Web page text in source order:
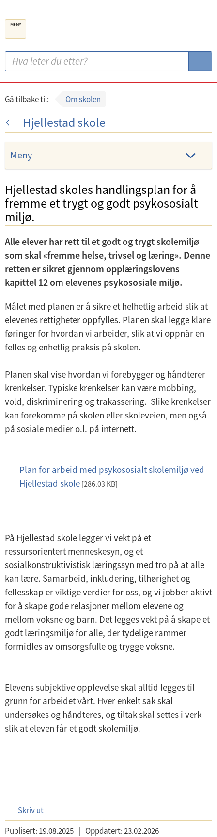
g
e
n
ø
k
:
S
ø
MENY
Gå tilbake til: Om skolen
Hjellestad skole
Meny
U
d
e
r
y
Skolens planer
Hjellestad skoles handlingsplan for å
fremme et trygt og godt psykososialt
miljø.
Alle elever har rett til et godt og trygt skolemiljø
som skal «fremme helse, trivsel og læring». Denne
retten er sikret gjennom opplæringslovens
kapittel 12 om elevenes psykososiale miljø.
Målet med planen er å sikre et helhetlig arbeid slik at
elevenes rettigheter oppfylles. Planen skal legge klare
føringer for hvordan vi arbeider, slik at vi oppnår en
felles og enhetlig praksis på skolen.
Planen skal vise hvordan vi forebygger og håndterer
krenkelser. Typiske krenkelser kan være mobbing,
vold, diskriminering og trakassering. Slike krenkelser
kan forekomme på skolen eller skoleveien, men også
på sosiale medier o.l. på internett.
Plan for arbeid med psykososialt skolemiljø ved
Hjellestad skole [286.03 KB]
På Hjellestad skole legger vi vekt på et
ressursorientert menneskesyn, og et
sosialkonstruktivistisk læringssyn med tro på at alle
kan lære. Samarbeid, inkludering, tilhørighet og
fellesskap er viktige verdier for oss, og vi jobber aktivt
for å skape gode relasjoner mellom elevene og
mellom voksne og barn. Det legges vekt på å skape et
godt læringsmiljø for alle, der tydelige rammer
formidles av omsorgsfulle og trygge voksne.
Elevens subjektive opplevelse skal alltid legges til
grunn for arbeidet vårt. Hver enkelt sak skal
undersøkes og håndteres, og tiltak skal settes i verk
slik at eleven får et godt skolemiljø.
Skriv ut
Publisert: 19.08.2025 | Oppdatert:23.02.2026